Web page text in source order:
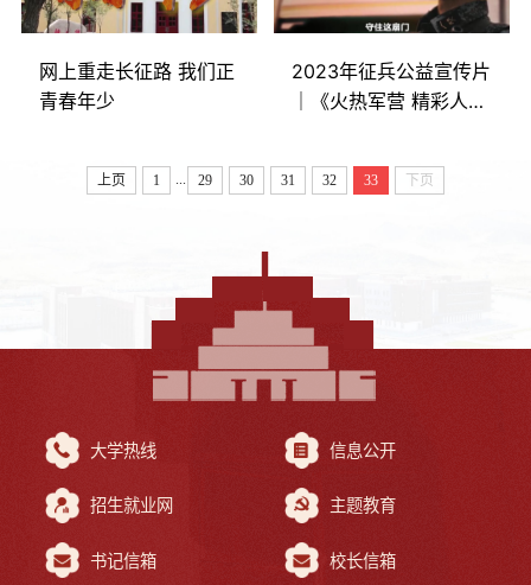
网上重走长征路 我们正
青春年少
2023年征兵公益宣传片
｜《火热军营 精彩人
上页 1 ... 29 30 31 32 33 下页
大学热线 信息公开
招生就业网 主题教育
书记信箱 校长信箱